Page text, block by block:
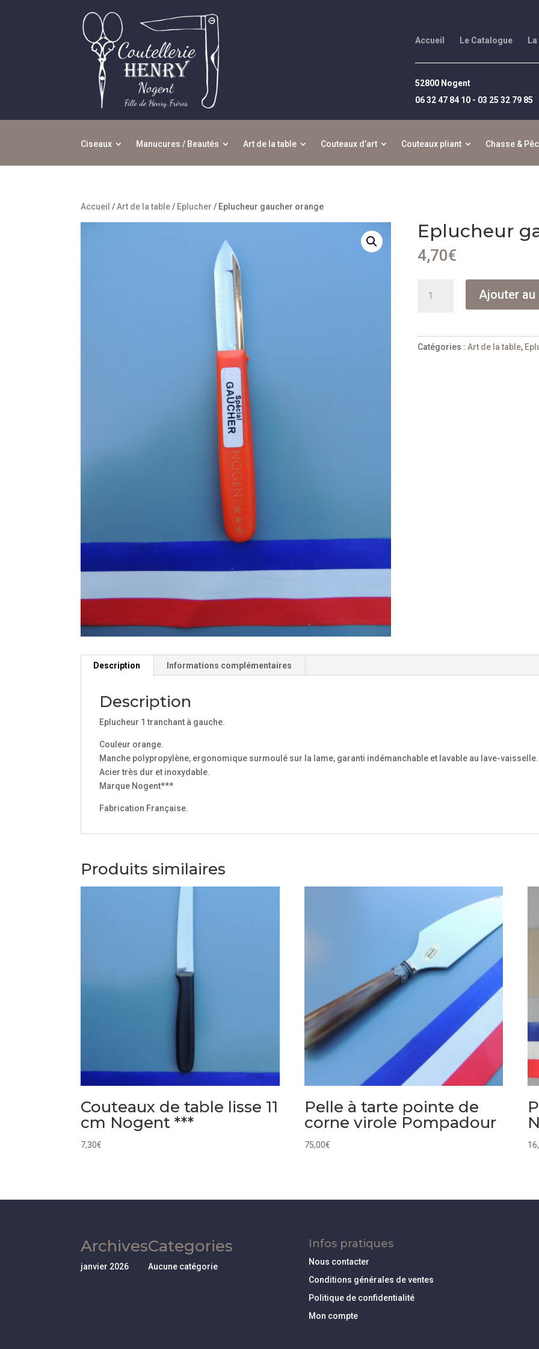
Accueil Le Catalogue
52800 Nogent
06 32 47 84 10 - 03 25 32 79 85
Ciseaux Manucures / Beautés Art de la table Couteaux d’art Couteaux pliant Chasse &
Accueil /Art de la table/ Eplucher / Eplucheur gaucher orange
Eplucheur
4,70€
Ajouter au
Catégories : Art de la table,
Description Informations complémentaires
Description
Eplucheur 1 tranchant à gauche.
Couleur orange.
Manche polypropylène, ergonomique surmoulé sur la lame, garanti indémanchable et lavable au lave-vaisselle.
Acier très dur et inoxydable.
Marque Nogent***
Fabrication Française.
Produits similaires
Couteaux de table lisse 11
cm Nogent ***
7,30€
Pelle à tarte pointe de
corne virole Pompadour
75,00€
Archives
janvier 2026
Categories
Aucune catégorie
Infos pratiques
Nous contacter
Conditions générales de ventes
Politique de confidentialité
Mon compte